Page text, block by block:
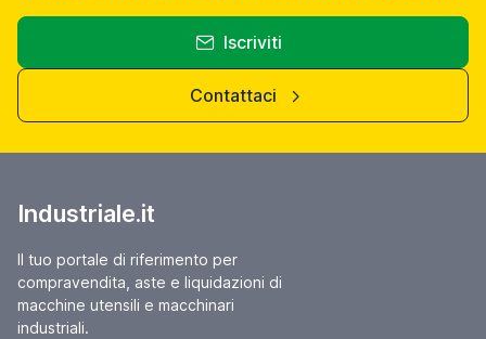
Iscriviti
Contattaci
Industriale.it
Il tuo portale di riferimento per
compravendita, aste e liquidazioni di
macchine utensili e macchinari
industriali.